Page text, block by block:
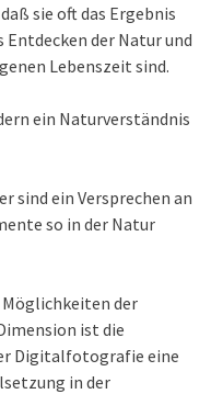
sie oft das Ergebnis
der Natur und
Lebenszeit sind.
ein Naturverständnis
sind ein Versprechen an
so in der Natur
der
ist die
Digitalfotografie eine
in der